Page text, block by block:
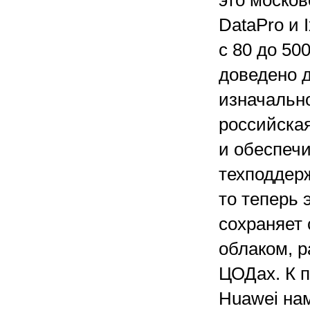
DataPro и
с 80 до
доведено
и
то теперь
облаком,
ЦОДах. К
Huawei